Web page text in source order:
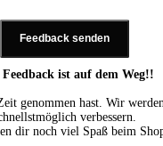
Feedback senden
ist auf dem Weg!!
genommen hast. Wir
verbessern.
dir noch viel Spaß beim